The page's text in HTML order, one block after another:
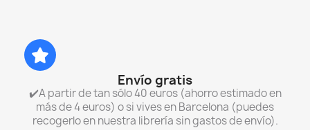
Envío gratis
✔️A partir de tan sólo 40 euros (ahorro estimado en
más de 4 euros) o si vives en Barcelona (puedes
recogerlo en nuestra librería sin gastos de envío).